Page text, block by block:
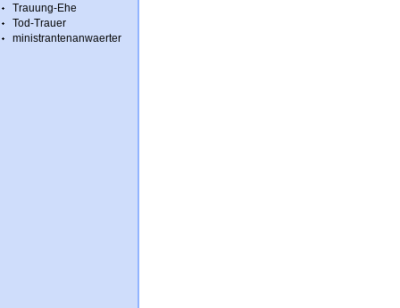
Trauung-Ehe
Tod-Trauer
ministrantenanwaerter